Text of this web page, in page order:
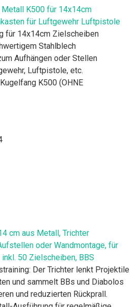
Metall K500 für 14x14cm
für Luftgewehr Luftpistole
für 14x14cm Zielscheiben
Stahlblech
Aufhängen oder Stellen
Luftpistole, etc.
K500 (OHNE
cm aus Metall, Trichter
oder Wandmontage, für
50 Zielscheiben, BBS
Der Trichter lenkt Projektile
und sammelt BBs und Diabolos
und reduzierten Rückprall.